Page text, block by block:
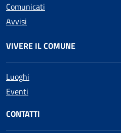
Comunicati
Avvisi
VIVERE IL COMUNE
Luoghi
Eventi
CONTATTI